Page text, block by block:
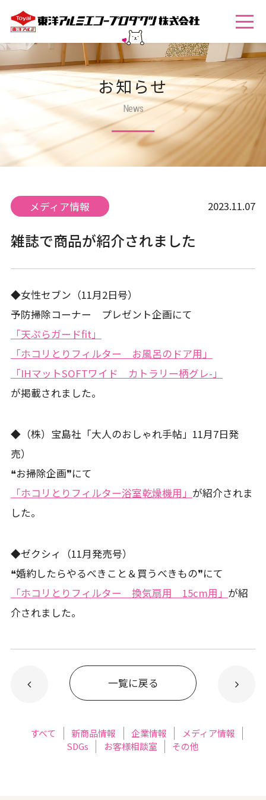
お知らせ
News
メディア情報 2023.11.07
雑誌で商品が紹介されました
◆女性セブン（11月2日号）
予防掃除コーナー プレゼント企画にて
「天ぷらガードfit」
「ホコリとりフィルター お風呂のドア用」
「IHマットSOFTワイド カトラリー柄グレ-」
が掲載されました。
◆（株）宝島社「大人のおしゃれ手帖」11月7日発
売）
❝お掃除企画❞にて
「ホコリとりフィルター浴室乾燥機用」 が紹介されま
した。
◆ゼクシィ（11月発売号）
❝婚約したらやるべきこと＆買うべきもの❞にて
「ホコリとりフィルター 換気扇用 15cm用」 が紹
介されました。
一覧に戻る
すべて 新商品情報 企業情報
メディア情報
SDGs
お客様相談室 その他